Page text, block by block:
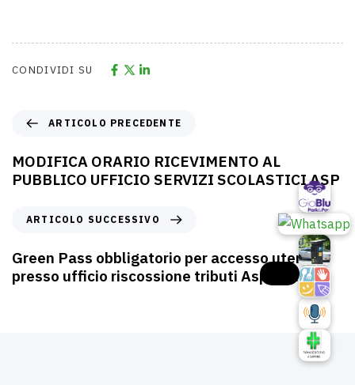
CONDIVIDI SU
ARTICOLO PRECEDENTE
MODIFICA ORARIO RICEVIMENTO AL
PUBBLICO UFFICIO SERVIZI SCOLASTICI ASP
ARTICOLO SUCCESSIVO
Green Pass obbligatorio per accesso utenti
presso ufficio riscossione tributi Asp Spa